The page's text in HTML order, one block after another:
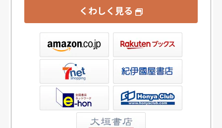
くわしく見る
書店ウェブストア